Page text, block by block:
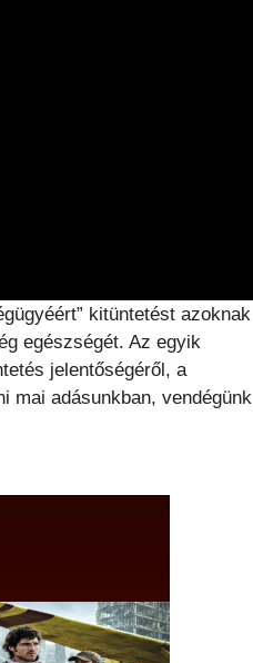
kitüntetést azoknak
egészségét. Az egyik
jelentőségéről, a
mai adásunkban, vendégünk